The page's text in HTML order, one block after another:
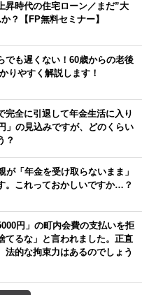
昇時代の住宅ローン／まだ”大
？【FP無料セミナー】
でも遅くない！60歳からの老後
りやすく解説します！
完全に引退して年金生活に入り
」の見込みですが、どのくらい
？
が「年金を受け取らないまま」
。これっておかしいですか…？
円」の町内会費の支払いを拒
てるな」と言われました。正直
法的な拘束力はあるのでしょう